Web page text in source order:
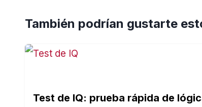
También podrían gustarte
Test de IQ: prueba rápida de